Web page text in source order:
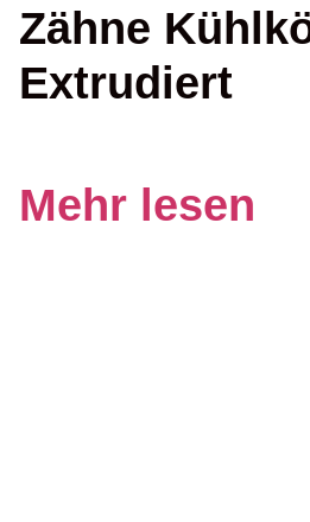
Zähne
Extrudiert
Mehr lesen